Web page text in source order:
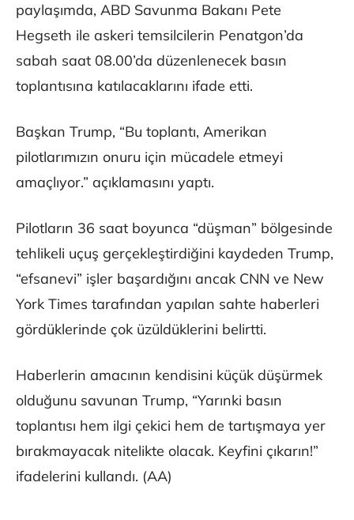
paylaşımda, ABD Savunma Bakanı Pete
Hegseth ile askeri temsilcilerin Penatgon’da
sabah saat 08.00’da düzenlenecek basın
toplantısına katılacaklarını ifade etti.
Başkan Trump, “Bu toplantı, Amerikan
pilotlarımızın onuru için mücadele etmeyi
amaçlıyor.” açıklamasını yaptı.
Pilotların 36 saat boyunca “düşman” bölgesinde
tehlikeli uçuş gerçekleştirdiğini kaydeden Trump,
“efsanevi” işler başardığını ancak CNN ve New
York Times tarafından yapılan sahte haberleri
gördüklerinde çok üzüldüklerini belirtti.
Haberlerin amacının kendisini küçük düşürmek
olduğunu savunan Trump, “Yarınki basın
toplantısı hem ilgi çekici hem de tartışmaya yer
bırakmayacak nitelikte olacak. Keyfini çıkarın!”
ifadelerini kullandı. (AA)